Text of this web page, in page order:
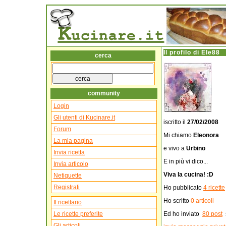
cerca
community
Login
Gli utenti di Kucinare.it
Forum
La mia pagina
Invia ricetta
Invia articolo
Netiquette
Registrati
Il ricettario
Le ricette preferite
Il profilo di Ele88
iscritto il 27/02/2008
Mi chiamo Eleonora
e vivo a Urbino
E in più vi dico...
Viva la cucina! :D
Ho pubblicato 4 ricette
Ho scritto 0 articoli
Ed ho inviato 80 post